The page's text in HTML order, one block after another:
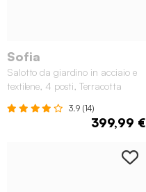
Sofia
Salotto da giardino in acciaio e
textilene, 4 posti, Terracotta
3.9 (14)
399,99 €